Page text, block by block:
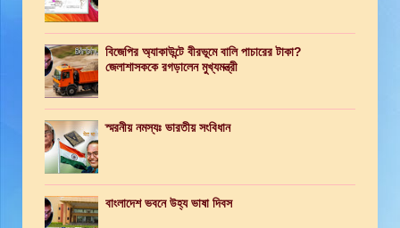
বিজেপির অ্যাকাউন্টে বীরভূমে বালি পাচারের টাকা?
জেলাশাসককে রগড়ালেন মুখ্যমন্ত্রী
স্মরনীয় নমস্যঃ ভারতীয় সংবিধান
বাংলাদেশ ভবনে উহ্য ভাষা দিবস